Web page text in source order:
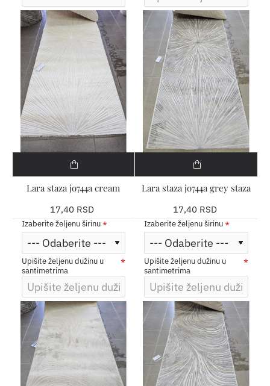
Lara staza jo744a cream
17,40 RSD
Izaberite željenu širinu
Upišite željenu dužinu u
santimetrima
Lara staza jo744a grey staza
17,40 RSD
Izaberite željenu širinu
Upišite željenu dužinu u
santimetrima